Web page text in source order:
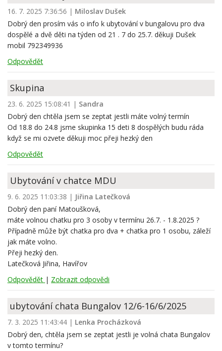
16. 7. 2025 7:36:56 | Miloslav Dušek
Dobrý den prosím vás o info k ubytování v bungalovu pro dva
dospělé a dvě děti na týden od 21 . 7 do 25.7. děkuji Dušek
mobil 792349936
Odpovědět
Skupina
23. 6. 2025 15:08:41 | Sandra
Dobrý den chtěla jsem se zeptat jestli máte volný termín
Od 18.8 do 24.8 jsme skupinka 15 deti 8 dospělých budu ráda
když se mi ozvete děkuji moc přeji hezký den
Odpovědět
Ubytování v chatce MDU
9. 6. 2025 11:03:38 | Jiřina Latečková
Dobrý den paní Matoušková,
máte volnou chatku pro 3 osoby v termínu 26.7. - 1.8.2025 ?
Případně může být chatka pro dva + chatka pro 1 osobu, záleží
jak máte volno.
Přeji hezký den.
Latečková Jiřina, Havířov
Odpovědět | Zobrazit odpovědi
ubytování chata Bungalov 12/6-16/6/2025
7. 3. 2025 11:43:44 | Lenka Procházková
Dobrý den, chtěla jsem se zeptat jestli je volná chata Bungalov
v tomto termínu?